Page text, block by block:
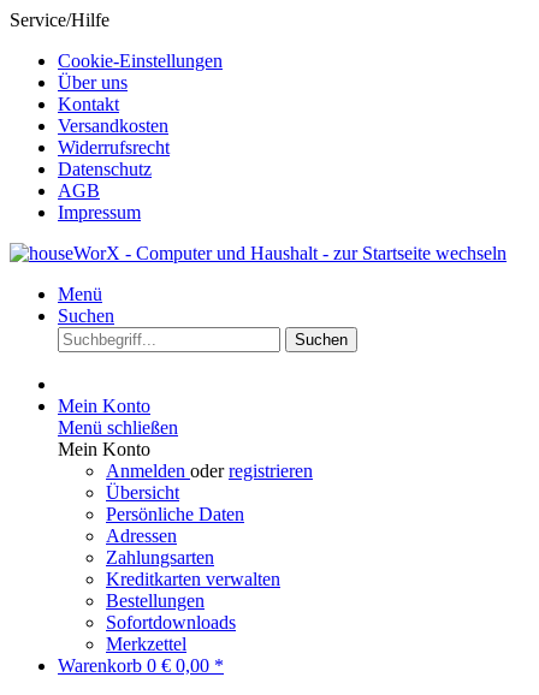
Service/Hilfe
Cookie-Einstellungen
Über uns
Kontakt
Versandkosten
Widerrufsrecht
Datenschutz
AGB
Impressum
Menü
Suchen
Suchen
Mein Konto
Menü schließen
Mein Konto
Anmelden oderregistrieren
Übersicht
Persönliche Daten
Adressen
Zahlungsarten
Kreditkarten verwalten
Bestellungen
Sofortdownloads
Merkzettel
Warenkorb 0 € 0,00 *